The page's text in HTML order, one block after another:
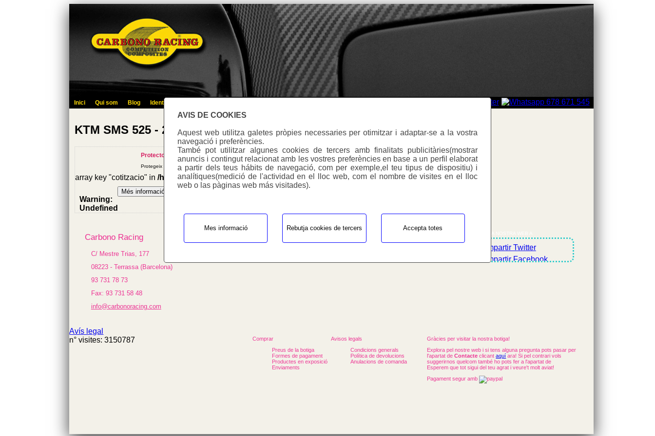
AVIS DE COOKIES
Aquest web utilitza galetes pròpies necessaries per otimitzar i adaptar-se a la vostra
navegació i preferències.
També pot utilitzar algunes cookies de tercers amb finalitats publicitàries(mostrar
anuncis i contingut relacionat amb les vostres preferències en base a un perfil elaborat
a partir dels teus hábits de navegació, com per exemple,el teu tipus de dispositiu) i
analítiques(medició de l'actividad en el lloc web, com el nombre de visites en el lloc
web o las pàginas web más visitades).
Mes informació Rebutja cookies de tercers Accepta totes
Inici Qui som Blog Identifica't
KTM SMS 525 - 2005
Protector forquilla invertida
Protegeix de ralladures i impactes.
Warning:
Undefined
array key "cotitzacio" in/homepages/0/d334671725/htdocs/web3/seccio.phpon line391
Warning:
Undefined
in
/homepages/0/d334671725/htdocs/web3/seccio.php
on line
58.87 €
Carbono Racing
C/ Mestre Trias, 177
08223 - Terrassa (Barcelona)
93 731 78 73
Fax: 93 731 58 48
info@carbonoracing.com
Avís legal
n° visites: 3150787
Comprar
Preus de la botiga
Formes de pagament
Productes en exposició
Enviaments
Avisos legals
Condicions generals
Política de devolucions
Anulacions de comanda
Gràcies per visitar la nostra botiga!
Explora pel nostre web i si tens alguna pregunta pots pasar per
l'apartat deContacte clicantaquí ara! Si pel contrari vols
suggerirnos quelcom també ho pots fer a l'apartat de
Esperem que tot sigui del teu agrat i veure't molt aviat!
Pagament segur amb